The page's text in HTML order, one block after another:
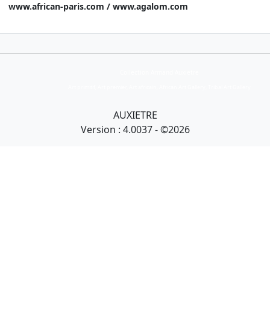
www.african-paris.com / www.agalom.com
AUXIETRE
Version : 4.0037 - ©2026